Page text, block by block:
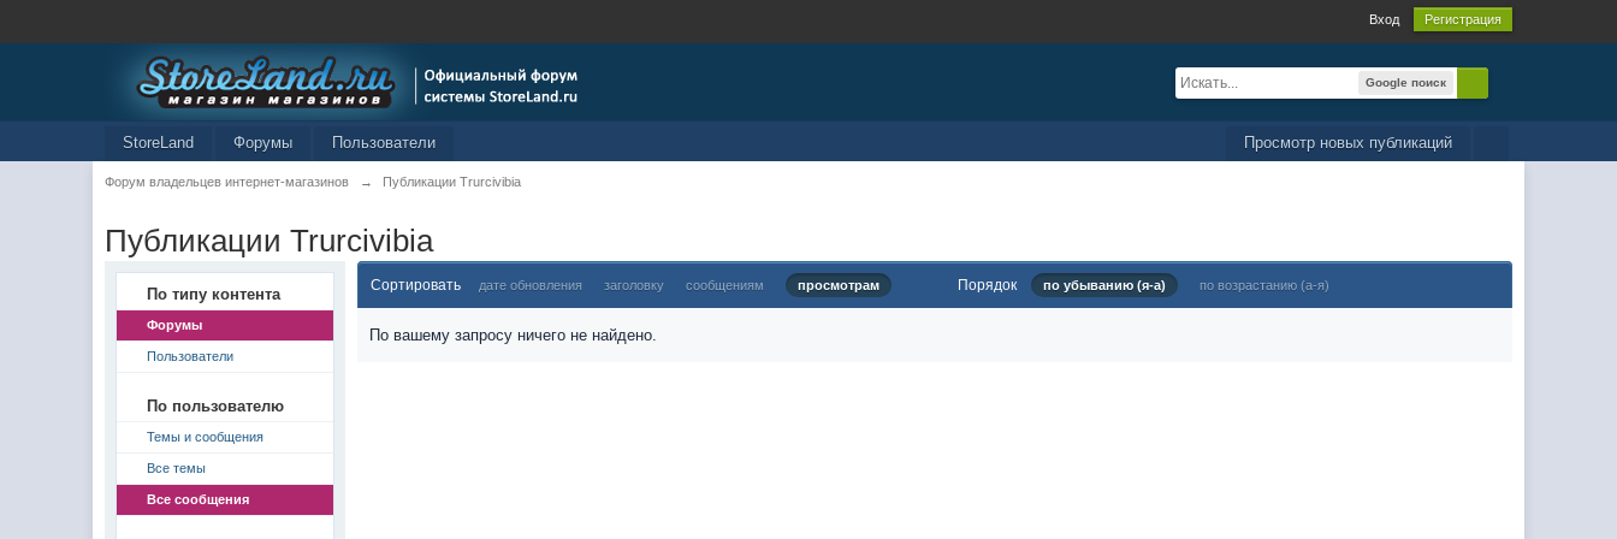
Вход Регистрация
Google поиск
Просмотр новых публикаций
StoreLand Форумы Пользователи
Форум владельцев интернет-магазинов → Публикации Trurcivibia
Публикации Trurcivibia
По типу контента
Форумы
Пользователи
По пользователю
Темы и сообщения
Все темы
Все сообщения
Сортировать дате обновления заголовку сообщениям просмотрам Порядок по убыванию (я-а) по возрастанию (а-я)
По вашему запросу ничего не найдено.